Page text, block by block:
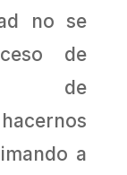
no se
de
de
a